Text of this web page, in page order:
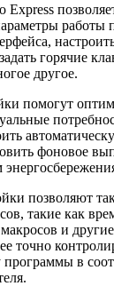
работы
горячие
другое.
помогут
фоновое
позволяют
такие как
и
точно
программы в